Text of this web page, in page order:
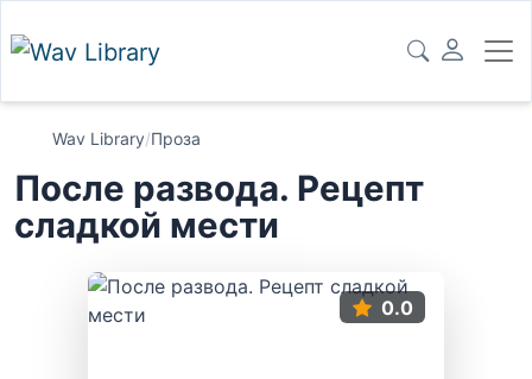
Wav Library/Проза
После развода. Рецепт
сладкой мести
0.0